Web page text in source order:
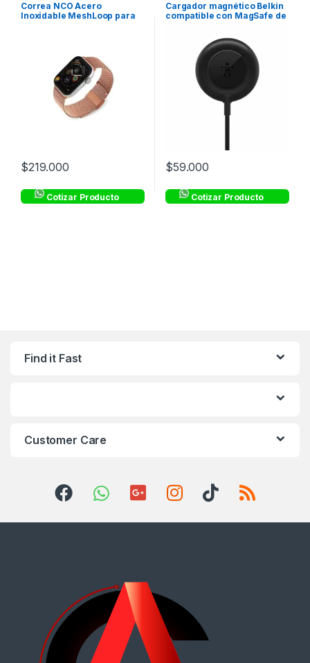
Correa NCO Acero
Inoxidable MeshLoop para
$219.000
Cotizar Producto
Cargador magnético Belkin
compatible con MagSafe de
$59.000
Cotizar Producto
Find it Fast
Customer Care